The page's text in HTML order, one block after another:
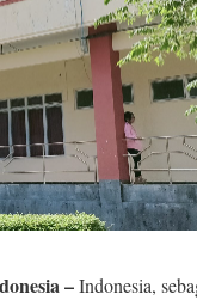
–Indonesia,